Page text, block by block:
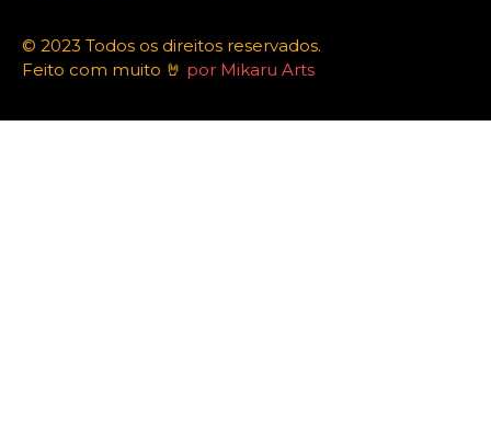
© 2023 Todos os direitos reservados.
Feito com muito 🤘 por Mikaru Arts